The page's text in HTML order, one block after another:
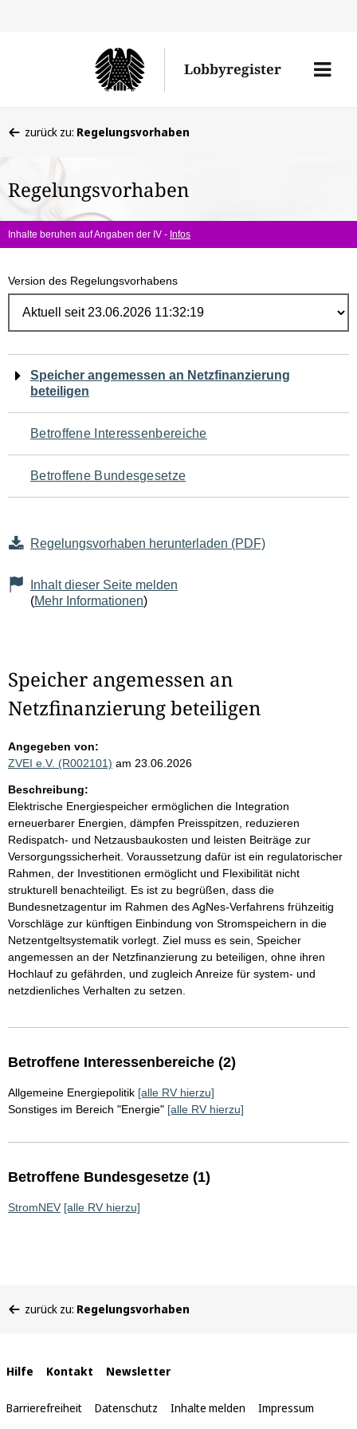
Lobbyregister
Menü
befinden
hier:
zurück zu: Regelungsvorhaben
Regelungsvorhaben
Inhalte beruhen auf Angaben der IV - Infos
Version des Regelungsvorhabens
Navigation
für
den
Seiteninhalt
Speicher angemessen an Netzfinanzierung
beteiligen
Betroffene Interessenbereiche
Betroffene Bundesgesetze
Regelungsvorhaben herunterladen (PDF)
Inhalt dieser Seite melden
(Mehr Informationen)
Speicher angemessen an
Netzfinanzierung beteiligen
Angegeben von:
ZVEI e.V. (R002101) am 23.06.2026
Beschreibung:
Elektrische Energiespeicher ermöglichen die Integration
erneuerbarer Energien, dämpfen Preisspitzen, reduzieren
Redispatch- und Netzausbaukosten und leisten Beiträge zur
Versorgungssicherheit. Voraussetzung dafür ist ein regulatorischer
Rahmen, der Investitionen ermöglicht und Flexibilität nicht
strukturell benachteiligt. Es ist zu begrüßen, dass die
Bundesnetzagentur im Rahmen des AgNes-Verfahrens frühzeitig
Vorschläge zur künftigen Einbindung von Stromspeichern in die
Netzentgeltsystematik vorlegt. Ziel muss es sein, Speicher
angemessen an der Netzfinanzierung zu beteiligen, ohne ihren
Hochlauf zu gefährden, und zugleich Anreize für system- und
netzdienliches Verhalten zu setzen.
Betroffene Interessenbereiche (2)
Allgemeine Energiepolitik [alle RV hierzu]
Sonstiges im Bereich "Energie" [alle RV hierzu]
Betroffene Bundesgesetze (1)
StromNEV [alle RV hierzu]
befinden
zurück zu: Regelungsvorhaben
Interne
Links
Hilfe Kontakt Newsletter
Barrierefreiheit Datenschutz Inhalte melden Impressum